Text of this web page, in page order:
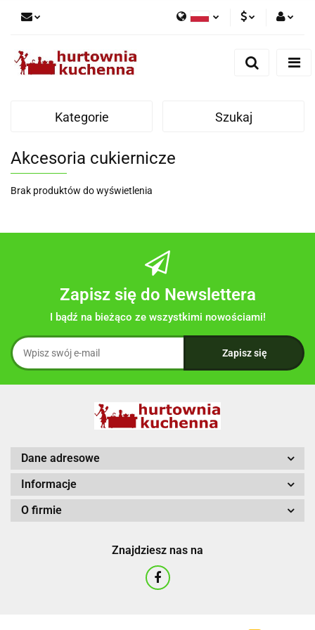
PLNZaloguj się
Zgody cookies
Kategorie Szukaj
Akcesoria cukiernicze
Brak produktów do wyświetlenia
Zapisz się do Newslettera
I bądź na bieżąco ze wszystkimi nowościami!
Dane adresowe
Informacje
O firmie
Znajdziesz nas na